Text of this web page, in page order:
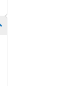
Mostrar/ocultar subpáginas